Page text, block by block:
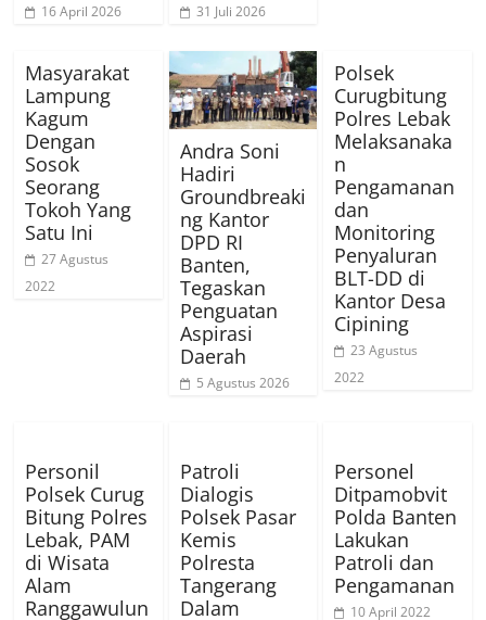
16 April 2026 31 Juli 2026
Masyarakat
Lampung
Kagum
Dengan
Sosok
Seorang
Tokoh Yang
Satu Ini
27 Agustus
2022
Andra Soni
Hadiri
Groundbreaki
ng Kantor
DPD RI
Banten,
Tegaskan
Penguatan
Aspirasi
Daerah
5 Agustus 2026
Polsek
Curugbitung
Polres Lebak
Melaksanaka
n
Pengamanan
dan
Monitoring
Penyaluran
BLT-DD di
Kantor Desa
Cipining
23 Agustus
2022
Personil
Polsek Curug
Bitung Polres
Lebak, PAM
di Wisata
Alam
Ranggawulun
Patroli
Dialogis
Polsek Pasar
Kemis
Polresta
Tangerang
Dalam
Personel
Ditpamobvit
Polda Banten
Lakukan
Patroli dan
Pengamanan
10 April 2022